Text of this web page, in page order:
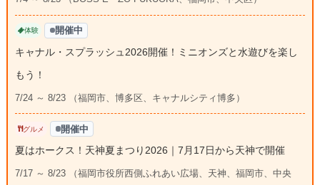
体験 開催中
キャナル・スプラッシュ2026開催！ミニオンズと水遊びを楽し
もう！
7/24 ～ 8/23 （福岡市、博多区、キャナルシティ博多）
グルメ 開催中
夏はホークス！天神夏まつり2026｜7月17日から天神で開催
7/17 ～ 8/23 （福岡市役所西側ふれあい広場、天神、福岡市、中央